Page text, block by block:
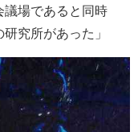
議場であると同時
究所があった」